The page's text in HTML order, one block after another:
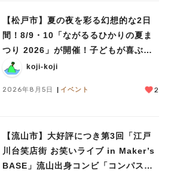
【松戸市】夏の夜を彩る幻想的な2日
間！8/9・10「ながるるひかりの夏ま
つり 2026」が開催！子どもが喜ぶワ
ークショップや限定ヒーローショーも
koji-koji
2026年8月5日 イベント 2
【流山市】大好評につき第3回「江戸
川台笑店街 お笑いライブ in Maker’s
BASE」流山出身コンビ「コンパス」